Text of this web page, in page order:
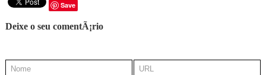
Save
Deixe o seu comentÃ¡rio